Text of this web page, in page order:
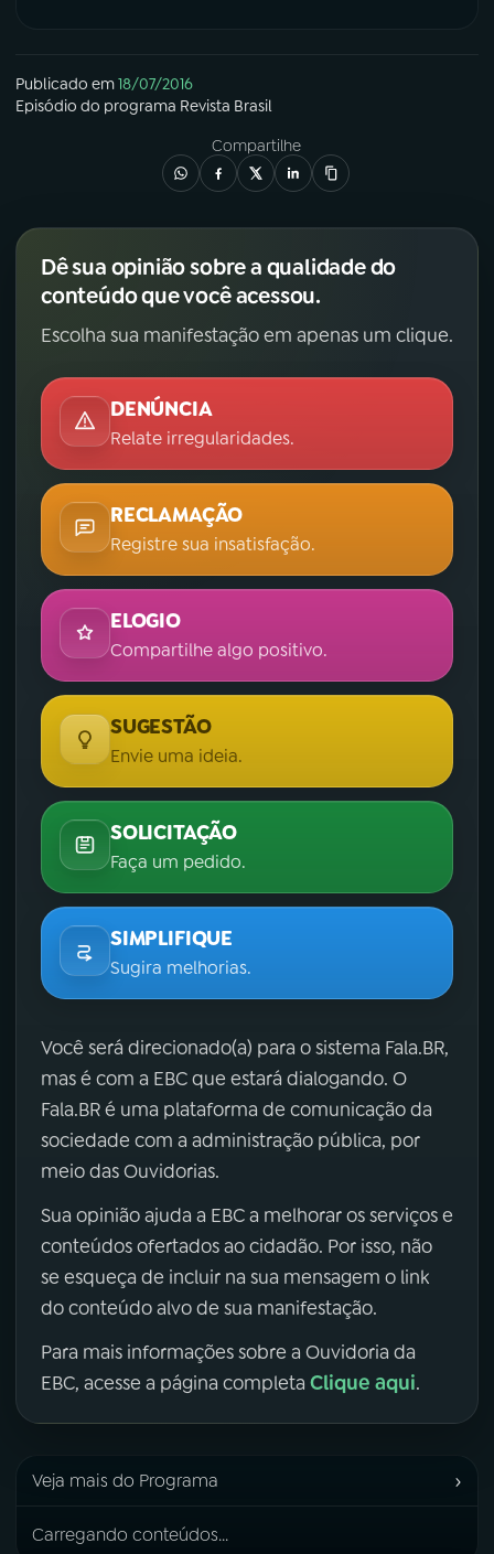
Publicado em18/07/2016
Episódio do programa Revista Brasil
Compartilhe
Dê sua opinião sobre a qualidade do
conteúdo que você acessou.
Escolha sua manifestação em apenas um clique.
DENÚNCIA
Relate irregularidades.
RECLAMAÇÃO
Registre sua insatisfação.
ELOGIO
Compartilhe algo positivo.
SUGESTÃO
Envie uma ideia.
SOLICITAÇÃO
Faça um pedido.
SIMPLIFIQUE
Sugira melhorias.
Você será direcionado(a) para o sistema Fala.BR,
mas é com a EBC que estará dialogando. O
Fala.BR é uma plataforma de comunicação da
sociedade com a administração pública, por
meio das Ouvidorias.
Sua opinião ajuda a EBC a melhorar os serviços e
conteúdos ofertados ao cidadão. Por isso, não
se esqueça de incluir na sua mensagem o link
do conteúdo alvo de sua manifestação.
Para mais informações sobre a Ouvidoria da
EBC, acesse a página completa Clique aqui.
Veja mais do Programa ›
Carregando conteúdos...